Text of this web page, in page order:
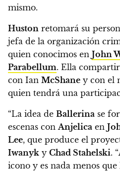
mismo.
Huston retomará su
jefa de la organización
quien conocimos en John
Parabellum. Ella
con Ian McShane y con el
quien tendrá una
“La idea de Ballerina se
escenas con Anjelica en
Lee, que produce el
Iwanyk y Chad Stahelski. “
icono y es nada menos que